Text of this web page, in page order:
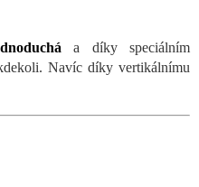
a díky speciálním
Navíc díky vertikálnímu